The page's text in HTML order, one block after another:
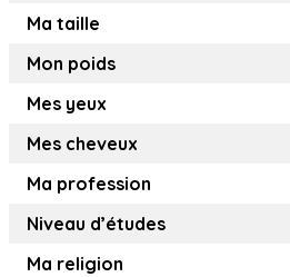
Ma taille
Mon poids
Mes yeux
Mes cheveux
Ma profession
Niveau d’études
Ma religion